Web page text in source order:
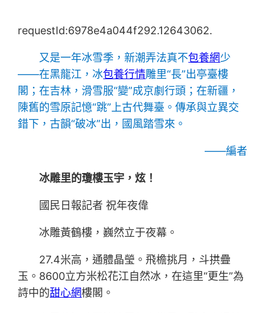
requestId:6978e4a044f292.12643062.
又是一年冰雪季，新潮弄法真不包養網少
——在黑龍江，冰包養行情雕里“長”出亭臺樓
閣；在吉林，滑雪服“變”成京劇行頭；在新疆，
陳舊的雪原記憶“跳”上古代舞臺。傳承與立異交
錯下，古韻“破冰”出，國風踏雪來。
——編者
冰雕里的瓊樓玉宇，炫！
國民日報記者 祝年夜偉
冰雕黃鶴樓，巍然立于夜幕。
27.4米高，通體晶瑩。飛檐挑月，斗拱疊
玉。8600立方米松花江自然冰，在這里“更生”為
詩中的甜心網樓閣。